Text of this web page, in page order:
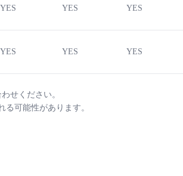
YES YES YES
YES YES YES
せください。
可能性があります。